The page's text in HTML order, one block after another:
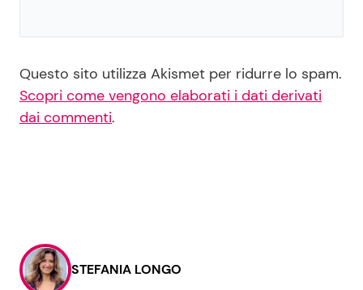
Questo sito utilizza Akismet per ridurre lo spam.
Scopri come vengono elaborati i dati derivati
dai commenti.
STEFANIA LONGO